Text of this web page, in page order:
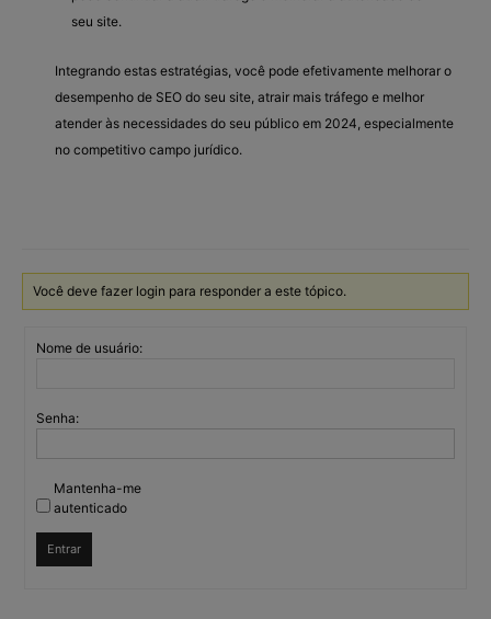
seu site.
Integrando estas estratégias, você pode efetivamente melhorar o
desempenho de SEO do seu site, atrair mais tráfego e melhor
atender às necessidades do seu público em 2024, especialmente
no competitivo campo jurídico.
Você deve fazer login para responder a este tópico.
Nome de usuário:
Senha:
Mantenha-me
autenticado
Entrar